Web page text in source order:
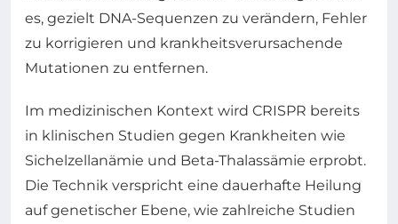
es, gezielt DNA-Sequenzen zu verändern, Fehler
zu korrigieren und krankheitsverursachende
Mutationen zu entfernen.
Im medizinischen Kontext wird CRISPR bereits
in klinischen Studien gegen Krankheiten wie
Sichelzellanämie und Beta-Thalassämie erprobt.
Die Technik verspricht eine dauerhafte Heilung
auf genetischer Ebene, wie zahlreiche Studien